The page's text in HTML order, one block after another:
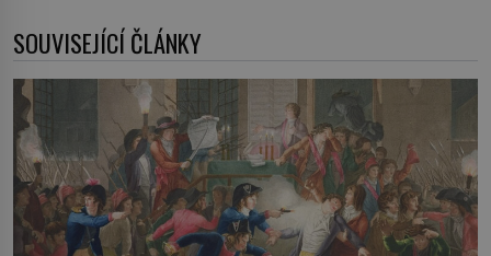
SOUVISEJÍCÍ ČLÁNKY